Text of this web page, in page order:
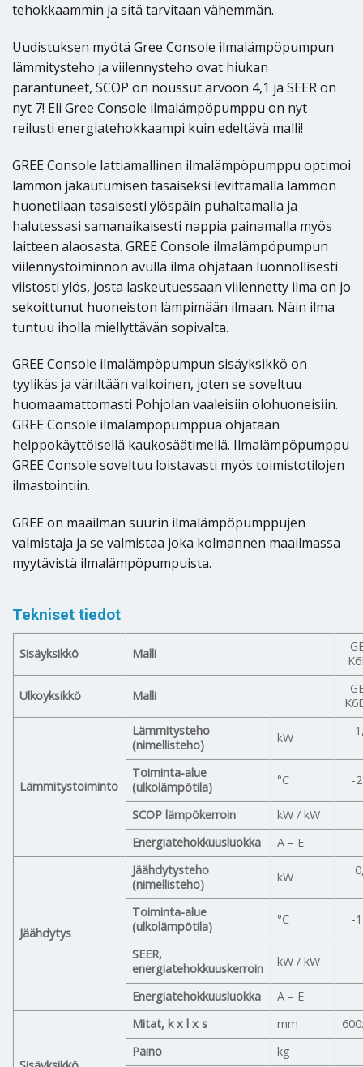
tehokkaammin ja sitä tarvitaan vähemmän.
Uudistuksen myötä Gree Console ilmalämpöpumpun
lämmitysteho ja viilennysteho ovat hiukan
parantuneet, SCOP on noussut arvoon 4,1 ja SEER on
nyt 7! Eli Gree Console ilmalämpöpumppu on nyt
reilusti energiatehokkaampi kuin edeltävä malli!
GREE Console lattiamallinen ilmalämpöpumppu optimoi
lämmön jakautumisen tasaiseksi levittämällä lämmön
huonetilaan tasaisesti ylöspäin puhaltamalla ja
halutessasi samanaikaisesti nappia painamalla myös
laitteen alaosasta. GREE Console ilmalämpöpumpun
viilennystoiminnon avulla ilma ohjataan luonnollisesti
viistosti ylös, josta laskeutuessaan viilennetty ilma on jo
sekoittunut huoneiston lämpimään ilmaan. Näin ilma
tuntuu iholla miellyttävän sopivalta.
GREE Console ilmalämpöpumpun sisäyksikkö on
tyylikäs ja väriltään valkoinen, joten se soveltuu
huomaamattomasti Pohjolan vaaleisiin olohuoneisiin.
GREE Console ilmalämpöpumppua ohjataan
helppokäyttöisellä kaukosäätimellä. Ilmalämpöpumppu
GREE Console soveltuu loistavasti myös toimistotilojen
ilmastointiin.
GREE on maailman suurin ilmalämpöpumppujen
valmistaja ja se valmistaa joka kolmannen maailmassa
myytävistä ilmalämpöpumpuista.
Tekniset tiedot
Sisäyksikkö Malli
Ulkoyksikkö Malli
Lämmitystoiminto
Lämmitysteho
(nimellisteho)
kW
Toiminta-alue
(ulkolämpötila)
°C -
SCOP lämpökerroin
kW / kW
Energiatehokkuusluokka
A – E
Jäähdytys
Jäähdytysteho
(nimellisteho)
kW
Toiminta-alue
(ulkolämpötila)
°C -
SEER,
energiatehokkuuskerroin
kW / kW
Energiatehokkuusluokka A – E
Mitat, k x l x s mm
Paino
kg